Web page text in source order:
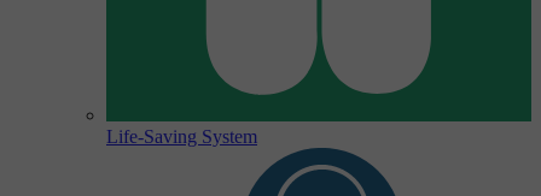
Life-Saving System